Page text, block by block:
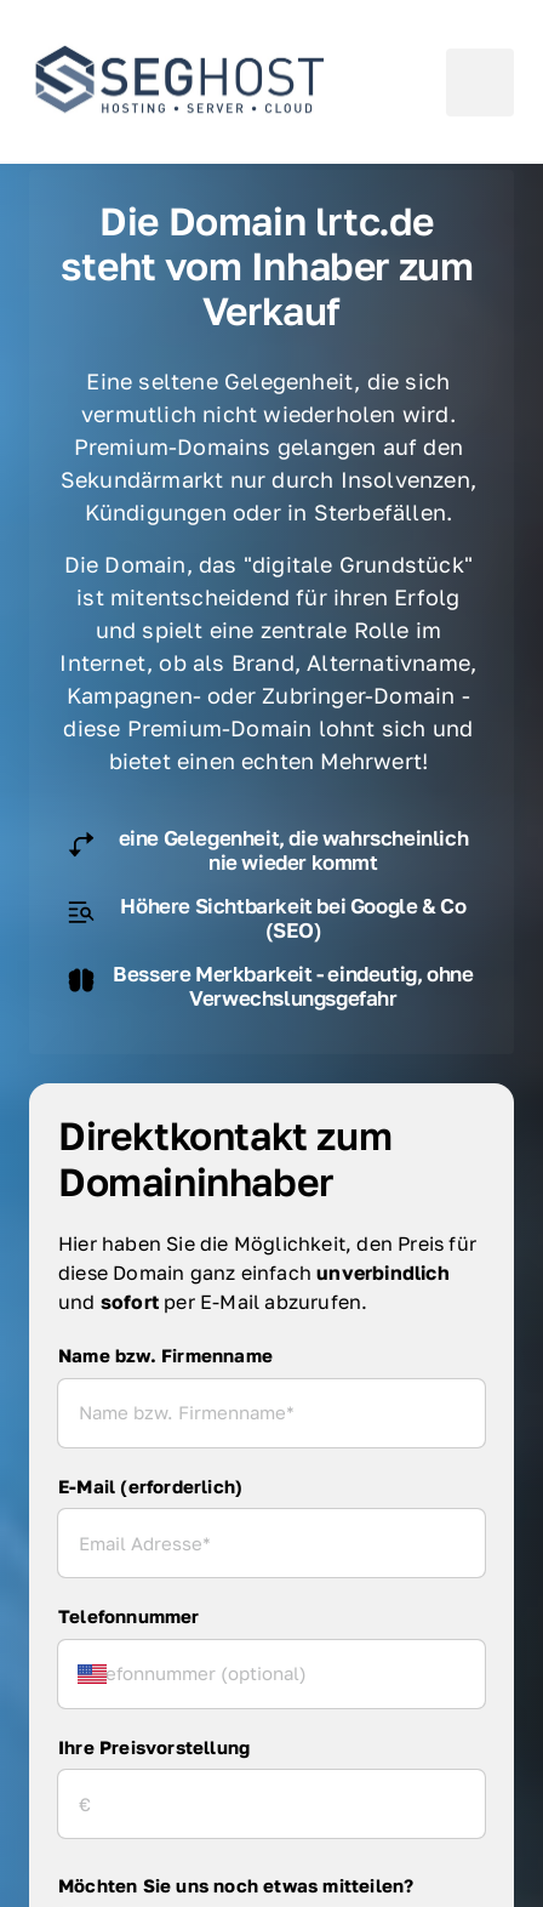
Die Domain lrtc.de
steht vom Inhaber zum
Verkauf
Eine seltene Gelegenheit, die sich
vermutlich nicht wiederholen wird.
Premium-Domains gelangen auf den
Sekundärmarkt nur durch Insolvenzen,
Kündigungen oder in Sterbefällen.
Die Domain, das "digitale Grundstück"
ist mitentscheidend für ihren Erfolg
und spielt eine zentrale Rolle im
Internet, ob als Brand, Alternativname,
Kampagnen- oder Zubringer-Domain -
diese Premium-Domain lohnt sich und
bietet einen echten Mehrwert!
eine Gelegenheit, die wahrscheinlich
nie wieder kommt
Höhere Sichtbarkeit bei Google & Co
(SEO)
Bessere Merkbarkeit - eindeutig, ohne
Verwechslungsgefahr
Direktkontakt zum
Domaininhaber
Hier haben Sie die Möglichkeit, den Preis für
diese Domain ganz einfach
und sofort per E-Mail abzurufen.
Name bzw. Firmenname
Name bzw. Firmenname
E-Mail (erforderlich)
Telefonnummer
Ihre Preisvorstellung
Möchten Sie uns noch etwas mitteilen?